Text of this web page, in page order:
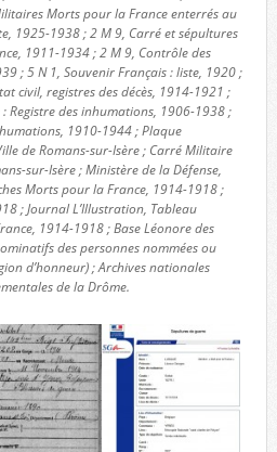
Morts pour la France enterrés au
1925-1938 ; 2 M 9, Carré et sépultures
1911-1934 ; 2 M 9, Contrôle des
; 5 N 1, Souvenir Français : liste, 1920 ;
civil, registres des décès, 1914-1921 ;
Registre des inhumations, 1906-1938 ;
1910-1944 ; Plaque
de Romans-sur-Isère ; Carré Militaire
sur-Isère ; Ministère de la Défense,
Morts pour la France, 1914-1918 ;
; Journal L’Illustration, Tableau
1914-1918 ; Base Léonore des
des personnes nommées ou
d’honneur) ; Archives nationales
de la Drôme.